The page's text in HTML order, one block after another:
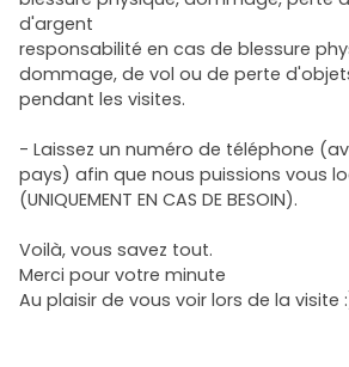
d'argent
responsabilité en cas de blessure
dommage, de vol ou de perte
pendant les visites.
- Laissez un numéro de téléphone
pays) afin que nous puissions vous
(UNIQUEMENT EN CAS DE BESOIN).
Voilà, vous savez tout.
Merci pour votre minute
Au plaisir de vous voir lors de la visite